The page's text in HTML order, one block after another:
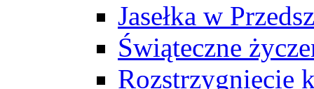
Jasełka w
Świąteczne
Rozstrzygnięcie